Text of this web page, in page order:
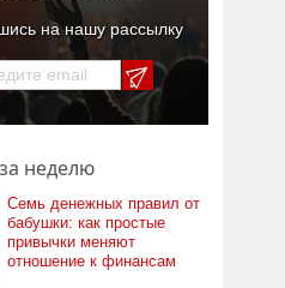
на нашу рассылку
неделю
Семь денежных правил от
бабушки: как простые
привычки меняют
отношение к финансам